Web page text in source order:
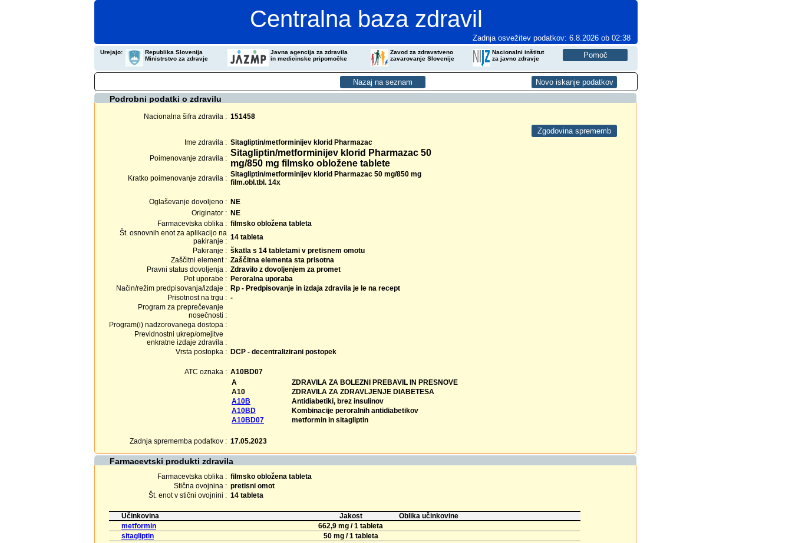
Centralna baza zdravil
Zadnja osvežitev podatkov: 6.8.2026 ob 02:38
Urejajo:
Republika Slovenija
Ministrstvo za zdravje
Javna agencija za zdravila
in medicinske pripomočke
Zavod za zdravstveno
zavarovanje Slovenije
Nacionalni inštitut
za javno zdravje
Podrobni podatki o zdravilu
Nacionalna šifra zdravila : 151458
Ime zdravila : Sitagliptin/metforminijev klorid Pharmazac
Poimenovanje zdravila :
Sitagliptin/metforminijev klorid Pharmazac 50
mg/850 mg filmsko obložene tablete
Kratko poimenovanje zdravila : Sitagliptin/metforminijev klorid Pharmazac 50 mg/850 mg
film.obl.tbl. 14x
Oglaševanje dovoljeno : NE
Originator : NE
Farmacevtska oblika : filmsko obložena tableta
Št. osnovnih enot za aplikacijo na
pakiranje : 14 tableta
Pakiranje : škatla s 14 tabletami v pretisnem omotu
Zaščitni element : Zaščitna elementa sta prisotna
Pravni status dovoljenja : Zdravilo z dovoljenjem za promet
Pot uporabe : Peroralna uporaba
Način/režim predpisovanja/izdaje : Rp - Predpisovanje in izdaja zdravila je le na recept
Prisotnost na trgu : -
Program za preprečevanje
nosečnosti :
Program(i) nadzorovanega dostopa :
Previdnostni ukrep/omejitve
enkratne izdaje zdravila :
Vrsta postopka : DCP - decentralizirani postopek
ATC oznaka : A10BD07
A
ZDRAVILA ZA BOLEZNI PREBAVIL IN PRESNOVE
A10
ZDRAVILA ZA ZDRAVLJENJE DIABETESA
A10B
Antidiabetiki, brez insulinov
A10BD
Kombinacije peroralnih antidiabetikov
A10BD07
metformin in sitagliptin
Zadnja sprememba podatkov : 17.05.2023
Farmacevtski produkti zdravila
Farmacevtska oblika : filmsko obložena tableta
Stična ovojnina : pretisni omot
Št. enot v stični ovojnini : 14 tableta
Učinkovina Jakost
Oblika učinkovine
metformin
662,9 mg / 1 tableta
sitagliptin
50 mg / 1 tableta